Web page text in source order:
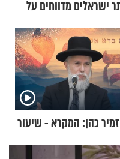
ישראלים מדווחים על
כהן: המקרא - שיעור